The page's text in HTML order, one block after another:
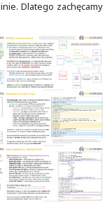
nasze
ale już o
U nas dzięki
Ich ideą jest
teorii, jaka jest
jest się
się